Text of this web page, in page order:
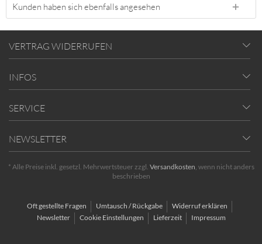
Kunden haben sich ebenfalls angesehen
VERTRAG WIDERRUFEN
INFOS
SERVICE
NEWSLETTER
* Alle Preise inkl. gesetzl. Mehrwertsteuer zzgl. Versandkosten, wenn nicht anders
beschrieben
Oft gestellte Fragen Umtausch / Rückgabe
Widerruf erklären
Newsletter
Cookie Einstellungen Lieferzeit Impressum